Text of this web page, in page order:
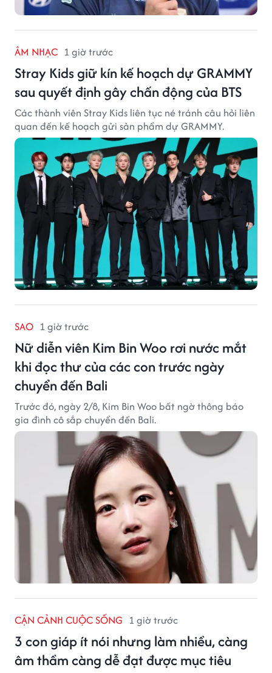
ÂM NHẠC 1 giờ trước
Stray Kids giữ kín kế hoạch dự GRAMMY
sau quyết định gây chấn động của BTS
Các thành viên Stray Kids liên tục né tránh câu hỏi liên
quan đến kế hoạch gửi sản phẩm dự GRAMMY.
SAO 1 giờ trước
Nữ diễn viên Kim Bin Woo rơi nước mắt
khi đọc thư của các con trước ngày
chuyển đến Bali
Trước đó, ngày 2/8, Kim Bin Woo bất ngờ thông báo
gia đình cô sắp chuyển đến Bali.
CẬN CẢNH CUỘC SỐNG 1 giờ trước
3 con giáp ít nói nhưng làm nhiều, càng
âm thầm càng dễ đạt được mục tiêu